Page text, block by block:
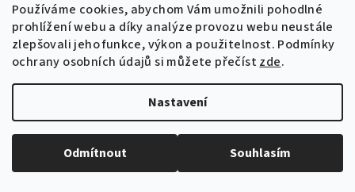
Používáme cookies, abychom Vám umožnili pohodlné
prohlížení webu a díky analýze provozu webu neustále
zlepšovali jeho funkce, výkon a použitelnost. Podmínky
ochrany osobních údajů si můžete přečíst zde.
Nastavení
Odmítnout Souhlasím
WINDOWS 11